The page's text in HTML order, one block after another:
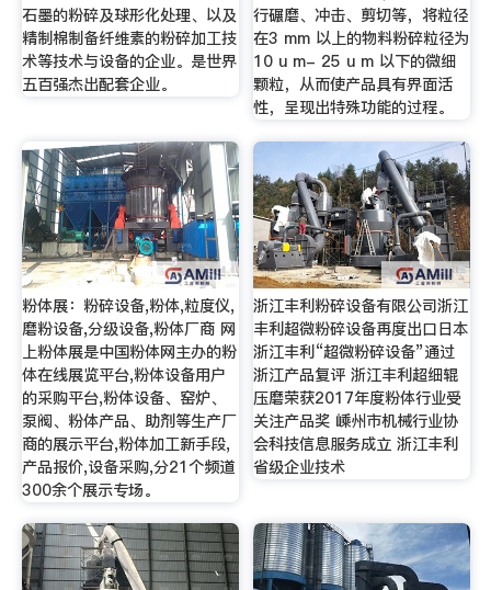
石墨的粉碎及球形化处理、以及
精制棉制备纤维素的粉碎加工技
术等技术与设备的企业。是世界
五百强杰出配套企业。
行碾磨、冲击、剪切等，将粒径
在3 mm 以上的物料粉碎粒径为
10 u m- 25 u m 以下的微细
颗粒，从而使产品具有界面活
性，呈现出特殊功能的过程。
粉体展：粉碎设备,粉体,粒度仪,
磨粉设备,分级设备,粉体厂商 网
上粉体展是中国粉体网主办的粉
体在线展览平台,粉体设备用户
的采购平台,粉体设备、窑炉、
泵阀、粉体产品、助剂等生产厂
商的展示平台,粉体加工新手段,
产品报价,设备采购,分21个频道
300余个展示专场。
浙江丰利粉碎设备有限公司浙江
丰利超微粉碎设备再度出口日本
浙江丰利“超微粉碎设备”通过
浙江产品复评 浙江丰利超细辊
压磨荣获2017年度粉体行业受
关注产品奖 嵊州市机械行业协
会科技信息服务成立 浙江丰利
省级企业技术